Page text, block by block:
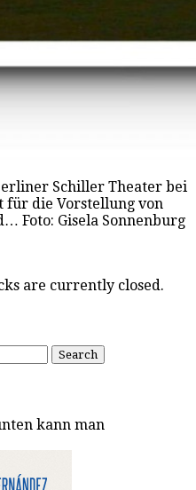
Schiller Theater bei
für die Vorstellung von
Foto: Gisela Sonnenburg
are currently closed.
kann man